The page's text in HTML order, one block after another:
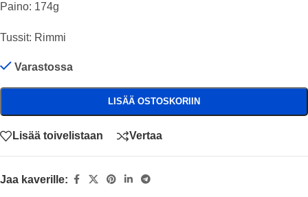
Paino: 174g
Tussit: Rimmi
Varastossa
LISÄÄ OSTOSKORIIN
Lisää toivelistaan Vertaa
Jaa kaverille: